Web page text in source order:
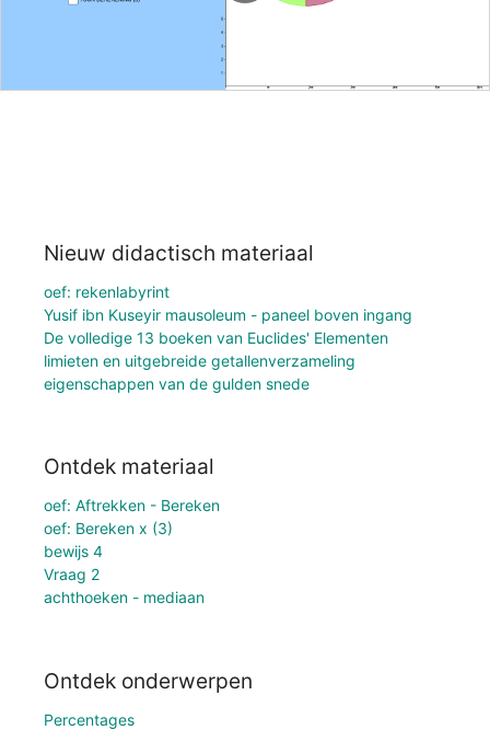
Nieuw didactisch materiaal
oef: rekenlabyrint
Yusif ibn Kuseyir mausoleum - paneel boven ingang
De volledige 13 boeken van Euclides' Elementen
limieten en uitgebreide getallenverzameling
eigenschappen van de gulden snede
Ontdek materiaal
oef: Aftrekken - Bereken
oef: Bereken x (3)
bewijs 4
Vraag 2
achthoeken - mediaan
Ontdek onderwerpen
Percentages